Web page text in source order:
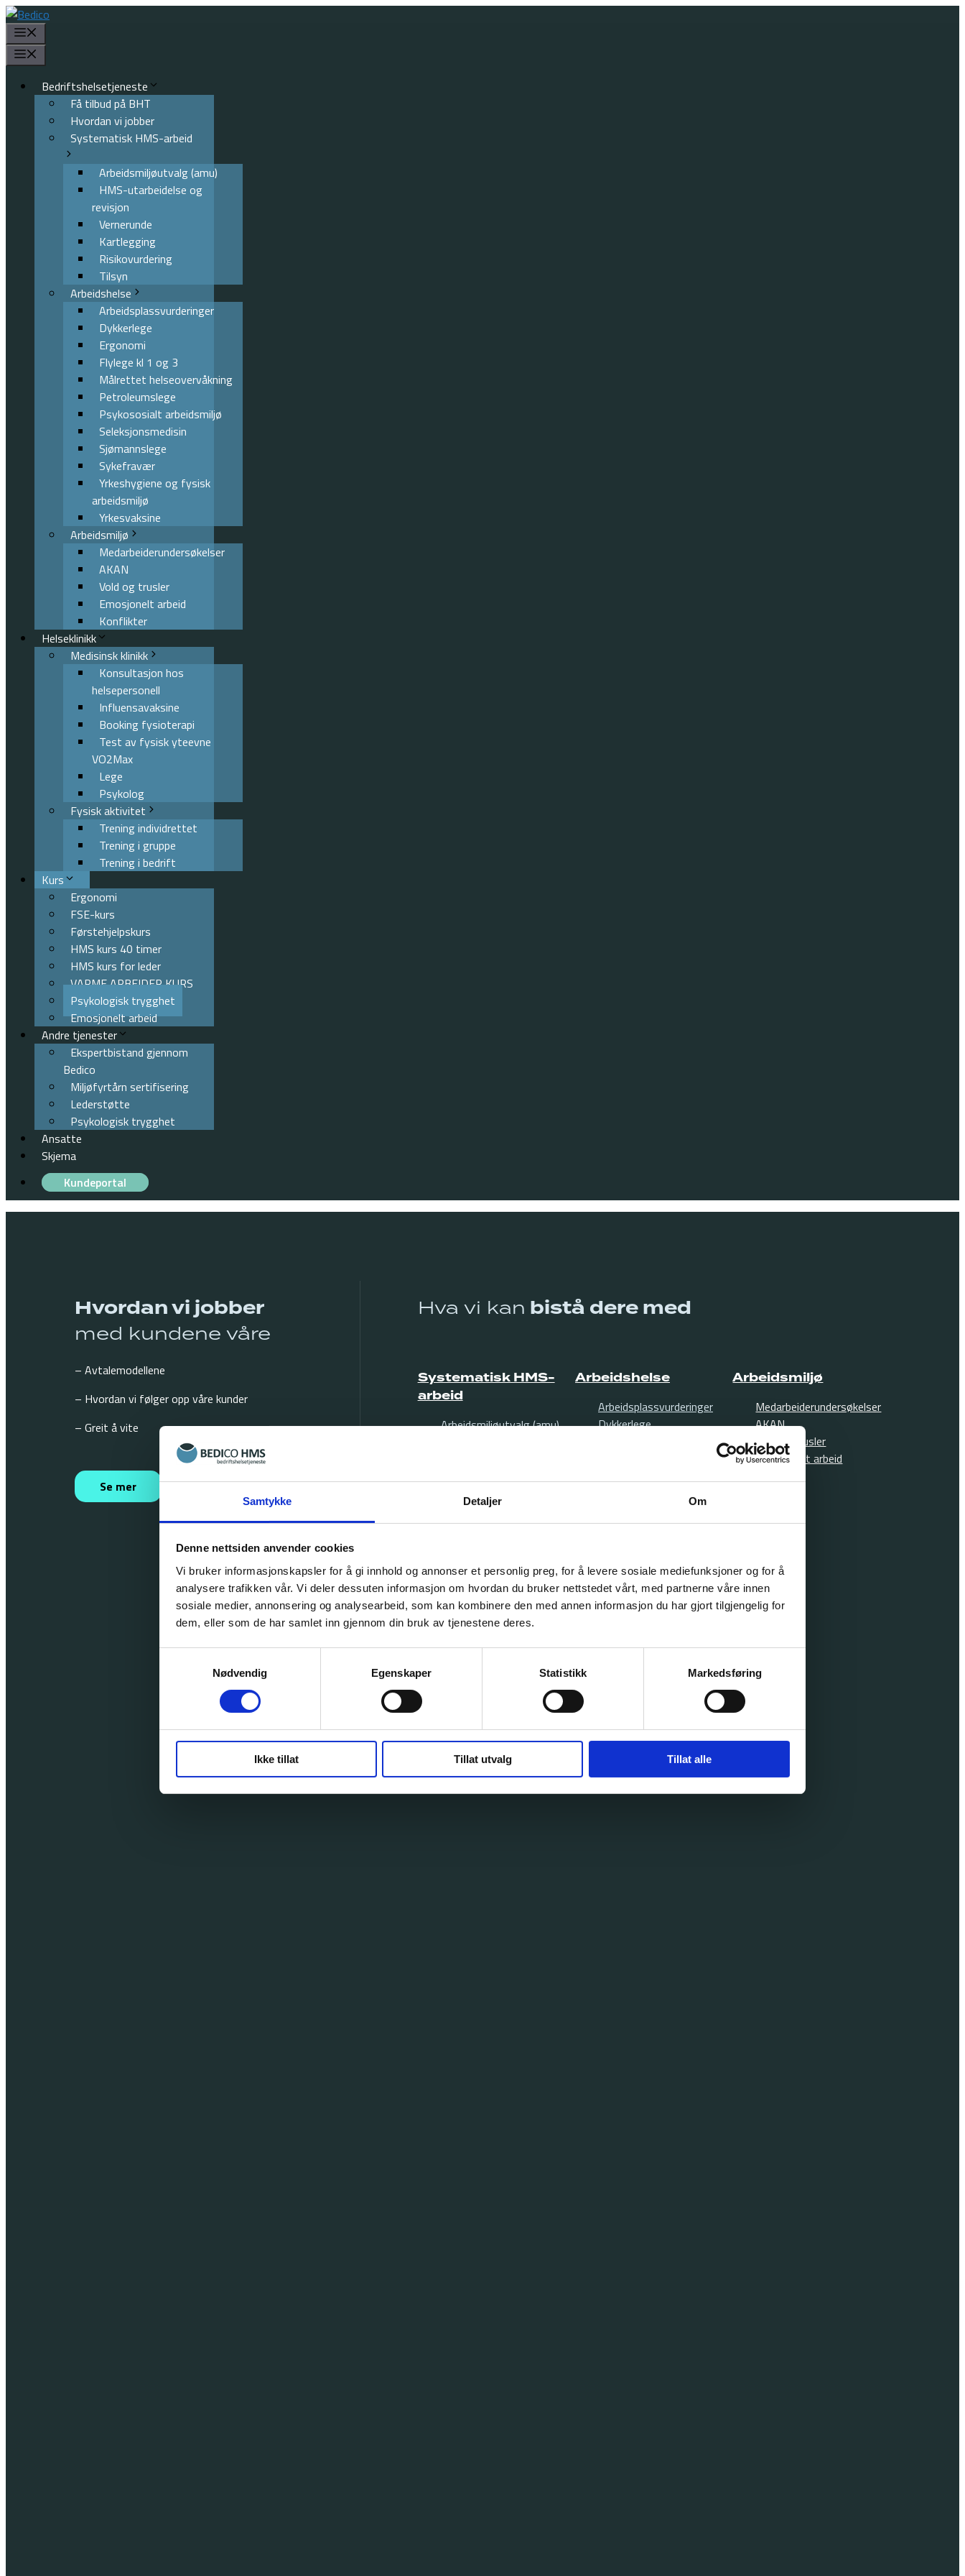
Samtykke Detaljer Om
Denne nettsiden anvender cookies
Vi bruker informasjonskapsler for å gi innhold og annonser et personlig preg, for å levere sosiale mediefunksjoner og for å
analysere trafikken vår. Vi deler dessuten informasjon om hvordan du bruker nettstedet vårt, med partnerne våre innen
sosiale medier, annonsering og analysearbeid, som kan kombinere den med annen informasjon du har gjort tilgjengelig for
dem, eller som de har samlet inn gjennom din bruk av tjenestene deres.
Nødvendig
Egenskaper Statistikk Markedsføring
Ikke tillat Tillat utvalg Tillat alle
Hopp
innhold
Bedriftshelsetjeneste
Få tilbud på BHT
Hvordan vi jobber
Systematisk HMS-arbeid
Arbeidsmiljøutvalg (amu)
HMS-utarbeidelse og
revisjon
Vernerunde
Kartlegging
Risikovurdering
Tilsyn
Arbeidshelse
Arbeidsplassvurderinger
Dykkerlege
Ergonomi
Flylege kl 1 og 3
Målrettet helseovervåkning
Petroleumslege
Psykososialt arbeidsmiljø
Seleksjonsmedisin
Sjømannslege
Sykefravær
Yrkeshygiene og fysisk
arbeidsmiljø
Yrkesvaksine
Arbeidsmiljø
Medarbeiderundersøkelser
AKAN
Vold og trusler
Emosjonelt arbeid
Konflikter
Helseklinikk
Medisinsk klinikk
Konsultasjon hos
helsepersonell
Influensavaksine
Booking fysioterapi
Test av fysisk yteevne
VO2Max
Lege
Psykolog
Fysisk aktivitet
Trening individrettet
Trening i gruppe
Trening i bedrift
Kurs
Ergonomi
FSE-kurs
Førstehjelpskurs
HMS kurs 40 timer
HMS kurs for leder
VARME ARBEIDER KURS
Psykologisk trygghet
Emosjonelt arbeid
Andre tjenester
Ekspertbistand gjennom
Bedico
Miljøfyrtårn sertifisering
Lederstøtte
Psykologisk trygghet
Ansatte
Skjema
Kundeportal
Hvordan vi jobber
med kundene våre
– Avtalemodellene
– Hvordan vi følger opp våre kunder
– Greit å vite
Se mer Få tilbud på BHT
Hva vi kan bistå dere med
Systematisk HMS-
arbeid
Arbeidsmiljøutvalg (amu)
Kartlegging
Risikovurdering
Tilsyn
Arbeidshelse
Arbeidsplassvurderinger
Dykkerlege
Psykososialt arbeidsmiljø
Seleksjonsmedisin
Yrkesvaksine
Yrkeshygiene og fysisk
arbeidsmiljø
Arbeidsmiljø
Medarbeiderundersøkelser
AKAN
Vold og trusler
Emosjonelt arbeid